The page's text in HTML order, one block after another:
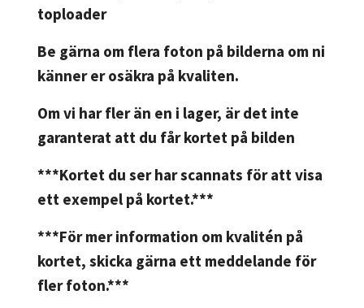
toploader
Be gärna om flera foton på bilderna om ni
känner er osäkra på kvaliten.
Om vi har fler än en i lager, är det inte
garanterat att du får kortet på bilden
***Kortet du ser har scannats för att visa
ett exempel på kortet.***
***För mer information om kvalitén på
kortet, skicka gärna ett meddelande för
fler foton.***